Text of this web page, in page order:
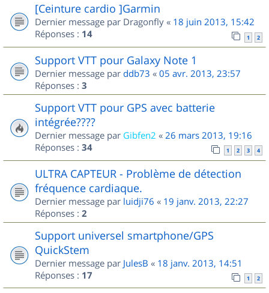
[Ceinture cardio ]Garmin
Dernier message par Dragonfly « 18 juin 2013, 15:42
Réponses : 14 1 2
Support VTT pour Galaxy Note 1
Dernier message par ddb73 « 05 avr. 2013, 23:57
Réponses : 3
Support VTT pour GPS avec batterie
intégrée????
Dernier message par Gibfen2 « 26 mars 2013, 19:16
Réponses : 34 1 2 3 4
ULTRA CAPTEUR - Problème de détection
fréquence cardiaque.
Dernier message par luidji76 « 19 janv. 2013, 22:27
Réponses : 2
Support universel smartphone/GPS
QuickStem
Dernier message par JulesB « 18 janv. 2013, 14:51
Réponses : 17 1 2